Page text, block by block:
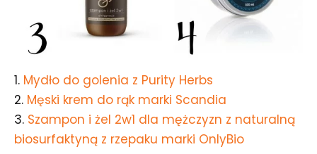
1. Mydło do golenia z Purity Herbs
2. Męski krem do rąk marki Scandia
3. Szampon i żel 2w1 dla mężczyzn z naturalną
biosurfaktyną z rzepaku marki OnlyBio